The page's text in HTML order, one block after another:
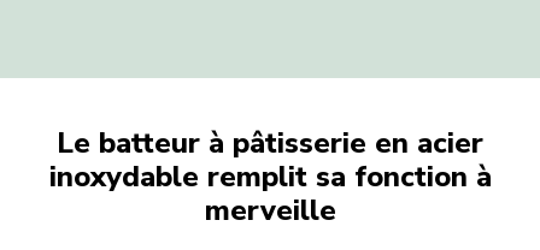
Le batteur à pâtisserie en acier
inoxydable remplit sa fonction à
merveille